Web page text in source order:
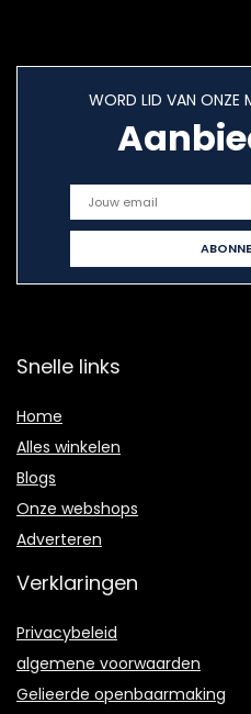
WORD LID VAN ONZE
Snelle links
Home
Alles winkelen
Blogs
Onze webshops
Adverteren
Verklaringen
Privacybeleid
algemene voorwaarden
Gelieerde openbaarmaking